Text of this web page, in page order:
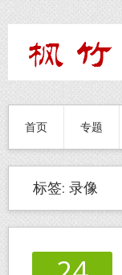
首页 专题
标签: 录像